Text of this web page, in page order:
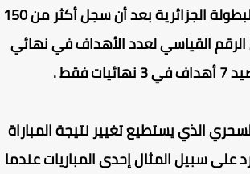
الهداف التاريخي للبطولة الجزائرية بعد أن سجل أكثر من 150
القياسي لعدد الأهداف في نهائي
.
الذي يستطيع تغيير نتيجة المباراة
سبيل المثال إحدى المباريات عندما